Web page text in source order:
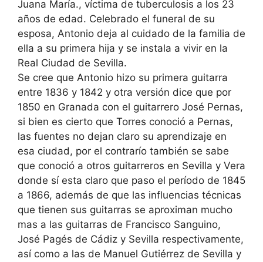
Juana María., víctima de tuberculosis a los 23
años de edad. Celebrado el funeral de su
esposa, Antonio deja al cuidado de la familia de
ella a su primera hija y se instala a vivir en la
Real Ciudad de Sevilla.
Se cree que Antonio hizo su primera guitarra
entre 1836 y 1842 y otra versión dice que por
1850 en Granada con el guitarrero José Pernas,
si bien es cierto que Torres conoció a Pernas,
las fuentes no dejan claro su aprendizaje en
esa ciudad, por el contrarío también se sabe
que conoció a otros guitarreros en Sevilla y Vera
donde sí esta claro que paso el período de 1845
a 1866, además de que las influencias técnicas
que tienen sus guitarras se aproximan mucho
mas a las guitarras de Francisco Sanguino,
José Pagés de Cádiz y Sevilla respectivamente,
así como a las de Manuel Gutiérrez de Sevilla y